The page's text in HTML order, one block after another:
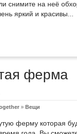
снимите на неё
яркий и красивы...
ферма
» Вещи
ферму которая